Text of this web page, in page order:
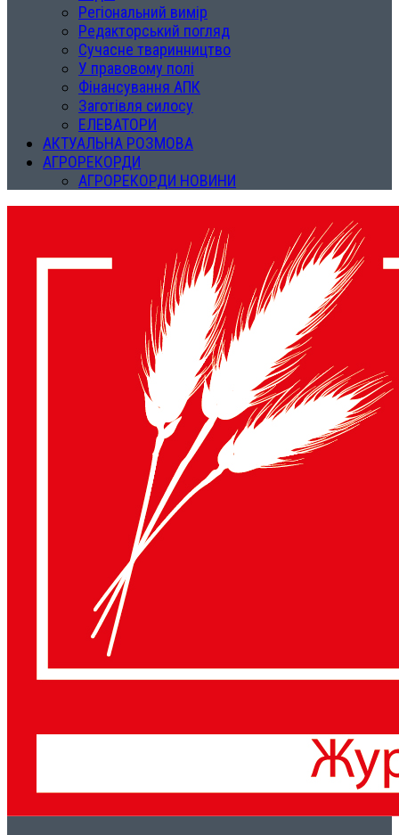
Регіональний вимір
Редакторський погляд
Сучасне тваринництво
У правовому полі
Фінансування АПК
Заготівля силосу
ЕЛЕВАТОРИ
АКТУАЛЬНА РОЗМОВА
АГРОРЕКОРДИ
АГРОРЕКОРДИ НОВИНИ